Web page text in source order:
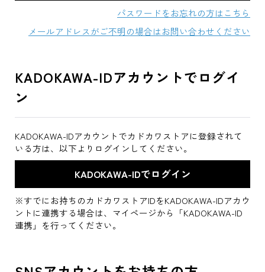
パスワードをお忘れの方はこちら
メールアドレスがご不明の場合はお問い合わせください
KADOKAWA-IDアカウントでログイ
ン
KADOKAWA-IDアカウントでカドカワストアに登録されて
いる方は、以下よりログインしてください。
※すでにお持ちのカドカワストアIDをKADOKAWA-IDアカウ
ントに連携する場合は、マイページから「KADOKAWA-ID
連携」を行ってください。